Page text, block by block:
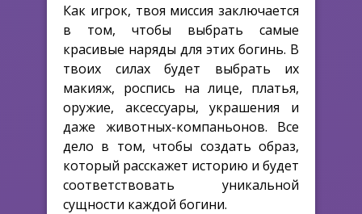
Как игрок, твоя миссия заключается
в том, чтобы выбрать самые
красивые наряды для этих богинь. В
твоих силах будет выбрать их
макияж, роспись на лице, платья,
оружие, аксессуары, украшения и
даже животных-компаньонов. Все
дело в том, чтобы создать образ,
который расскажет историю и будет
соответствовать уникальной
сущности каждой богини.